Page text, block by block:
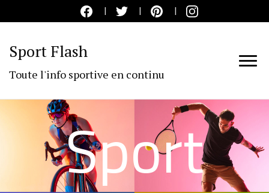
Sport Flash
Toute l'info sportive en continu
Sport